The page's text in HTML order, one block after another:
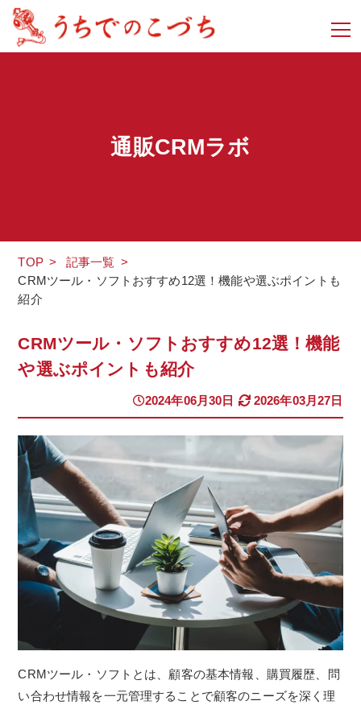
通販CRMラボ
TOP > 記事一覧 >
CRMツール・ソフトおすすめ12選！機能や選ぶポイントも
紹介
CRMツール・ソフトおすすめ12選！機能
や選ぶポイントも紹介
2024年06月30日 2026年03月27日
CRMツール・ソフトとは、顧客の基本情報、購買履歴、問
い合わせ情報を一元管理することで顧客のニーズを深く理